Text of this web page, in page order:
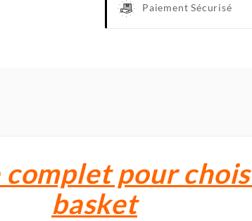
Paiement Sécurisé
pour
basket